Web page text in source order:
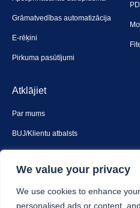
We value your privacy
We use cookies to enhance
personalised ads or content,
Grāmatvedības automatizācija
E-rēķini
Pirkuma pasūtījumi
Atklājiet
Par mums
BUJ/Klientu atbalsts
Drošība un privātums